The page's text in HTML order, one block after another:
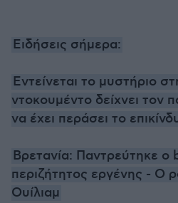
Ειδήσεις σήμερα:
Εντείνεται το μυστήριο
ντοκουμέντο δείχνει τον
να έχει περάσει το
Βρετανία: Παντρεύτηκε ο
περιζήτητος εργένης - Ο
Ουίλιαμ